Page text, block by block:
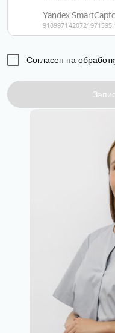
Согласен на